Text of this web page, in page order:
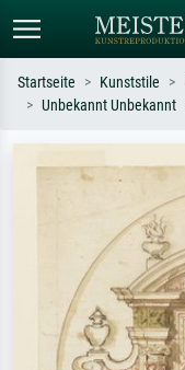
Suchen Sie nach Künstlern,
oder Stilen – z.B.
Sternennacht,
Hokusai, Akt.
Startseite Kunststile
Unbekannt Unbekannt